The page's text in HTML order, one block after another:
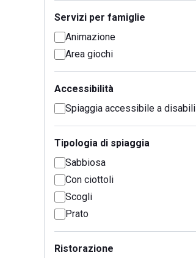
Servizi per famiglie
Animazione
Area giochi
Accessibilità
Spiaggia accessibile a disabili
Tipologia di spiaggia
Sabbiosa
Con ciottoli
Scogli
Prato
Ristorazione